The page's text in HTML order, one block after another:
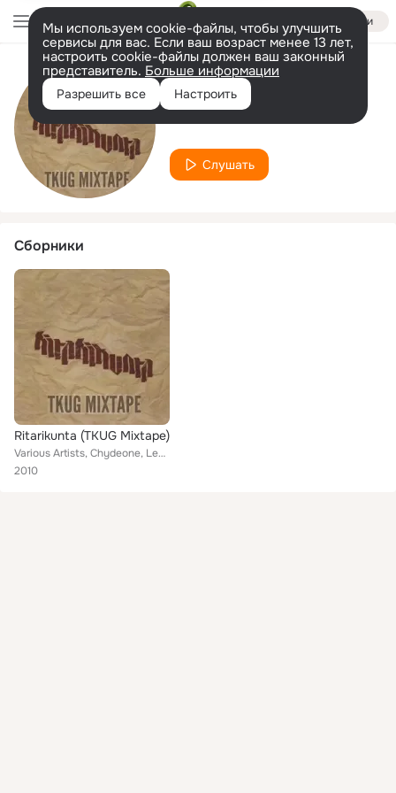
Войти
Мы используем cookie-файлы, чтобы улучшить
сервисы для вас. Если ваш возраст менее 13 лет,
настроить cookie-файлы должен ваш законный
представитель. Больше информации
Разрешить все Настроить
Исполнитель
Xilef Foniboksi
Слушать
Сборники
Ritarikunta (TKUG Mixtape)
Various Artists, Chydeone, LempiJoe, Xilef Foniboksi, Pietari, Hot'n'Totti feat. V-RA, K!rby
2010